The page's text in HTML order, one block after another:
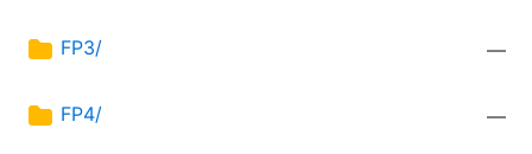
FP3/ —
FP4/ —